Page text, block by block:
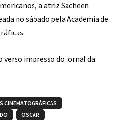
a atriz Sacheen
no sábado pela Academia de
impresso do jornal da
CINEMATOGRÁFICAS
OSCAR